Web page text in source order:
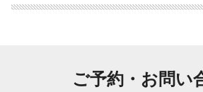
ご予約・お問い